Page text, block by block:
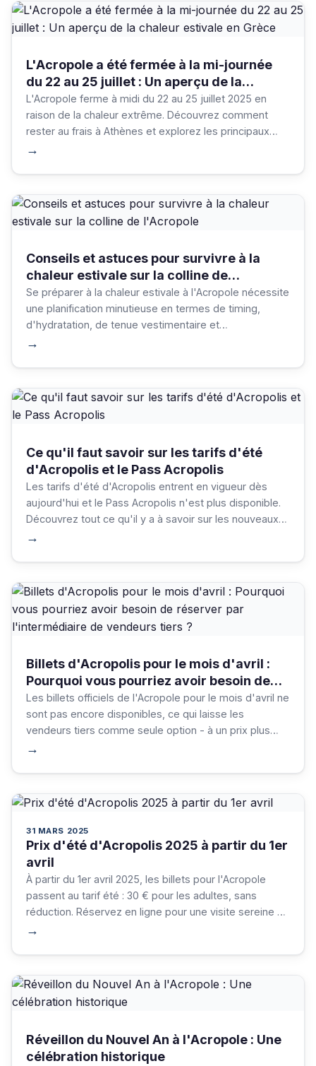
L'Acropole a été fermée à la mi-journée
du 22 au 25 juillet : Un aperçu de la
chaleur estivale en Grèce
L'Acropole ferme à midi du 22 au 25 juillet 2025 en
raison de la chaleur extrême. Découvrez comment
rester au frais à Athènes et explorez les principaux
→
Conseils et astuces pour survivre à la
chaleur estivale sur la colline de
l'Acropole
Se préparer à la chaleur estivale à l'Acropole nécessite
une planification minutieuse en termes de timing,
d'hydratation, de tenue vestimentaire et
d'équipement. Avec les bonnes stratégies et le bon
désagréments de la saison.
→
Ce qu'il faut savoir sur les tarifs d'été
d'Acropolis et le Pass Acropolis
Les tarifs d'été d'Acropolis entrent en vigueur dès
aujourd'hui et le Pass Acropolis n'est plus disponible.
Découvrez tout ce qu'il y a à savoir sur les nouveaux
→
Billets d'Acropolis pour le mois d'avril :
Pourquoi vous pourriez avoir besoin de
réserver par l'intermédiaire de vendeurs
tiers ?
Les billets officiels de l'Acropole pour le mois d'avril ne
sont pas encore disponibles, ce qui laisse les
vendeurs tiers comme seule option - à un prix plus
→
31 MARS 2025
Prix d'été d'Acropolis 2025 à partir du 1er
avril
À partir du 1er avril 2025, les billets pour l'Acropole
passent au tarif été : 30 € pour les adultes, sans
réduction. Réservez en ligne pour une visite sereine de
→
Réveillon du Nouvel An à l'Acropole : Une
célébration historique